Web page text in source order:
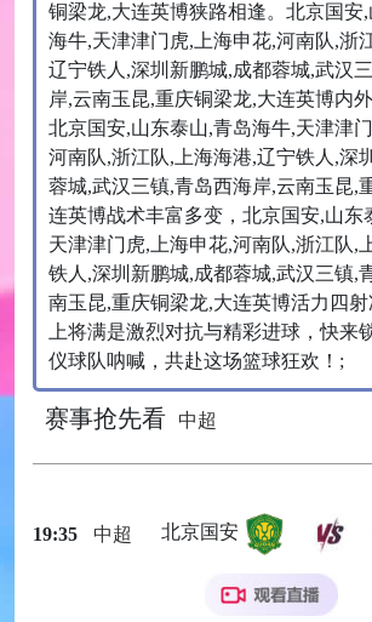
铜梁龙,大连英博狭路相逢。北京国安
海牛,天津津门虎,上海申花,河南队,浙
辽宁铁人,深圳新鹏城,成都蓉城,武汉
岸,云南玉昆,重庆铜梁龙,大连英博内
北京国安,山东泰山,青岛海牛,天津津
河南队,浙江队,上海海港,辽宁铁人,深
蓉城,武汉三镇,青岛西海岸,云南玉昆,
连英博战术丰富多变，北京国安,山东
天津津门虎,上海申花,河南队,浙江队,
铁人,深圳新鹏城,成都蓉城,武汉三镇,
南玉昆,重庆铜梁龙,大连英博活力四
上将满是激烈对抗与精彩进球，快来
仪球队呐喊，共赴这场篮球狂欢！;
赛事抢先看 中超
19:35 中超 北京国安